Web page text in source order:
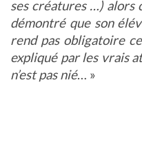
ses créatures …) alors
démontré que son
rend pas obligatoire
expliqué par les vrais
n’est pas nié… »